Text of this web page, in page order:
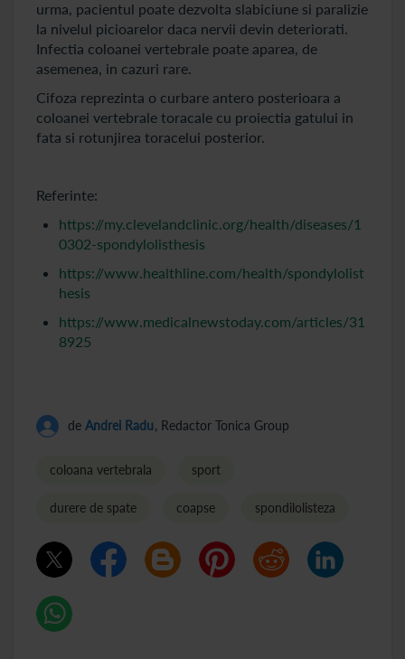
urma, pacientul poate dezvolta slabiciune si paralizie
la nivelul picioarelor daca nervii devin deteriorati.
Infectia coloanei vertebrale poate aparea, de
asemenea, in cazuri rare.
Cifoza reprezinta o curbare antero posterioara a
coloanei vertebrale toracale cu proiectia gatului in
fata si rotunjirea toracelui posterior.
Referinte:
https://my.clevelandclinic.org/health/diseases/1
0302-spondylolisthesis
https://www.healthline.com/health/spondylolist
hesis
https://www.medicalnewstoday.com/articles/31
8925
de Andrei Radu, Redactor Tonica Group
coloana vertebrala sport
durere de spate coapse spondilolisteza